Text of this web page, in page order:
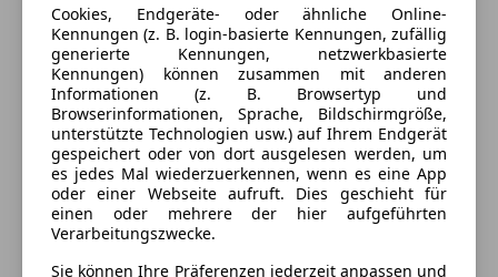
Armlehne
Berganfahrassistent
Einparkhilfe
Einparkhilfe Sensoren hinten
Einparkhilfe Sensoren vorne
Elektrische Fensterheber
Elektrische Heckklappe
Elektrische Seitenspiegel
Getönte Scheiben
Farbe und Innenausstattung
Außenfarbe
Schwarz
Lackierung
Andere
Farbe der
Innenausstattung
Schwarz
Innenausstattung
Cookies, Endgeräte- oder ähnliche Online-
Kennungen (z. B. login-basierte Kennungen, zufällig
generierte Kennungen, netzwerkbasierte
Kennungen) können zusammen mit anderen
Informationen (z. B. Browsertyp und
Browserinformationen, Sprache, Bildschirmgröße,
unterstützte Technologien usw.) auf Ihrem Endgerät
gespeichert oder von dort ausgelesen werden, um
es jedes Mal wiederzuerkennen, wenn es eine App
oder einer Webseite aufruft. Dies geschieht für
einen oder mehrere der hier aufgeführten
Verarbeitungszwecke.
Sie können Ihre Präferenzen jederzeit anpassen und